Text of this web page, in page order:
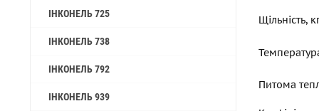
ІНКОНЕЛЬ 725
ІНКОНЕЛЬ 738
ІНКОНЕЛЬ 792
ІНКОНЕЛЬ 939
Щільність,
Питома